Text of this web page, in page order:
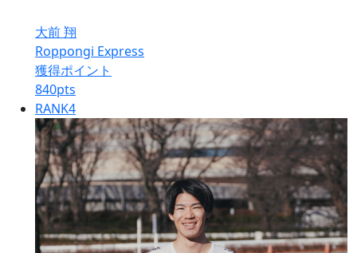
大前 翔
Roppongi Express
獲得ポイント
840pts
RANK4